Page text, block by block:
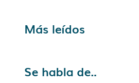
Más leídos
Se habla de..